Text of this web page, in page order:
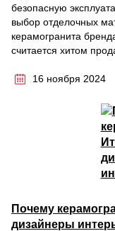
безопасную
выбор отделочных
керамогранита
считается хитом
16 ноября 2024
Почему
дизайнеры